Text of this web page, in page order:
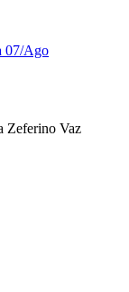
07/Ago
Zeferino Vaz